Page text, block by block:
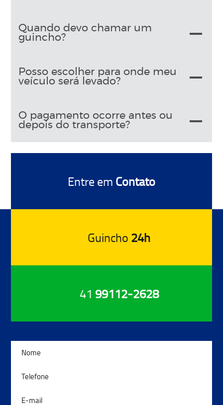
Quando devo chamar um
guincho?
Posso escolher para onde meu
veículo será levado?
O pagamento ocorre antes ou
depois do transporte?
Guincho 24h
Entre em Contato
41 99112-2628